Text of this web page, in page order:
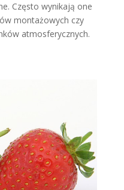
Często wynikają one
montażowych czy
atmosferycznych.